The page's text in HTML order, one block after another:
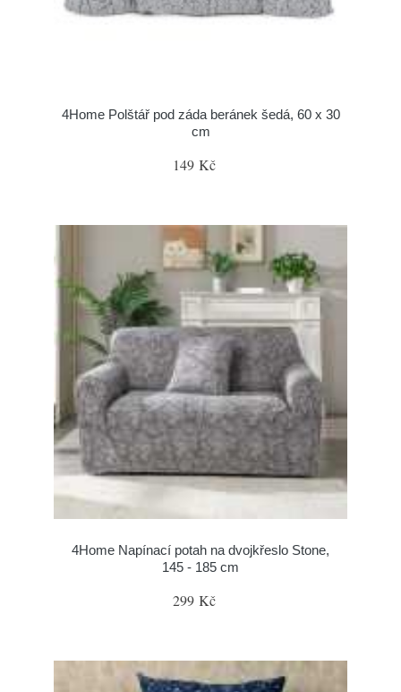
4Home Polštář pod záda beránek šedá, 60 x 30
cm
149 Kč
4Home Napínací potah na dvojkřeslo Stone,
145 - 185 cm
299 Kč